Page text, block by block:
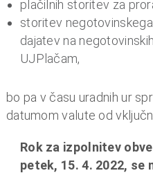
plačilnih storitev za
storitev
dajatev na
UJPlačam,
bo pa v času uradnih ur
datumom valute od
Rok za izpolnitev
petek, 15. 4. 2022, se